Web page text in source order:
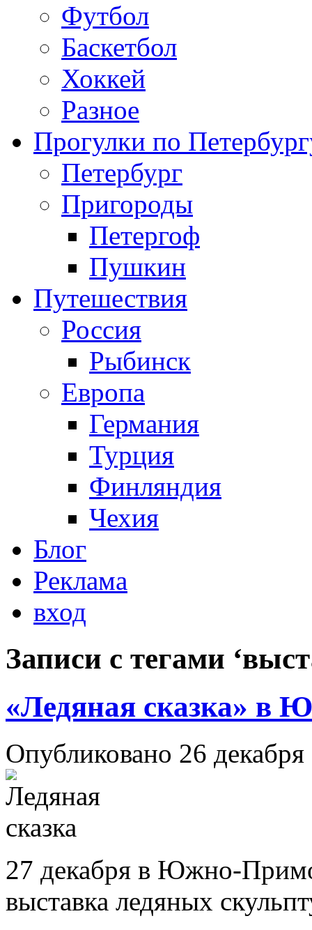
Футбол
Баскетбол
Хоккей
Разное
Прогулки по
Петербург
Пригороды
Петергоф
Пушкин
Путешествия
Россия
Рыбинск
Европа
Германия
Турция
Финляндия
Чехия
Блог
Реклама
вход
Записи с тегами
«Ледяная сказка» в
Опубликовано 26
27 декабря в Южно-
выставка ледяных